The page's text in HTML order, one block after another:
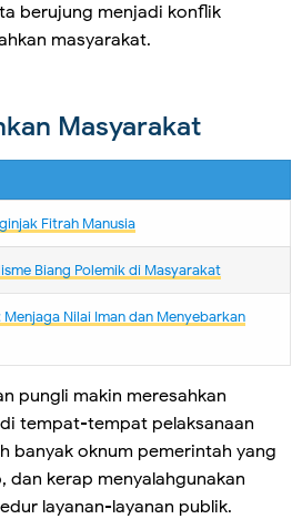
berujung menjadi konflik
masyarakat.
Masyarakat
Fitrah Manusia
Biang Polemik di Masyarakat
Menjaga Nilai Iman dan Menyebarkan
pungli makin meresahkan
tempat-tempat pelaksanaan
banyak oknum pemerintah yang
dan kerap menyalahgunakan
layanan-layanan publik.